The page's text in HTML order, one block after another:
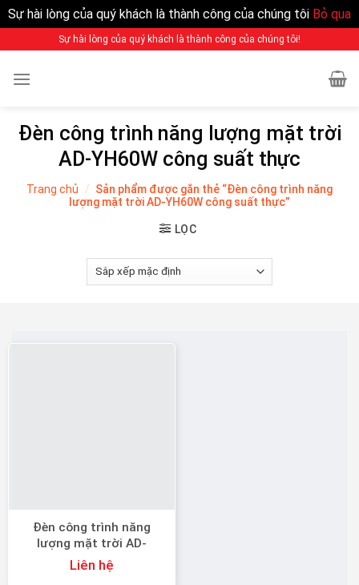
Sự hài lòng của quý khách là thành công của chúng tôi Bỏ qua
Sự hài lòng của quý khách là thành công của chúng tôi!
Đèn công trình năng lượng mặt trời
AD-YH60W công suất thực
Trang chủ / Sản phẩm được gắn thẻ “Đèn công trình năng
lượng mặt trời AD-YH60W công suất thực”
LỌC
Đèn công trình năng
lượng mặt trời AD-
YH60W công suất thực
Liên hệ